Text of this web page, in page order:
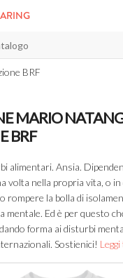
BRF
MARIO
BRF
alimentari. Ansia.
volta nella propria vita, o
rompere la bolla di
mentale. Ed è per questo
forma ai disturbi
Sostienici!